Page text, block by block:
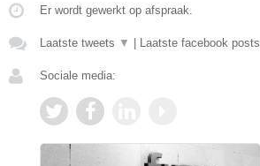
Er wordt gewerkt op afspraak.
Laatste tweets ▼ Laatste facebook posts
Sociale media: